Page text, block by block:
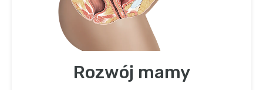
Rozwój mamy